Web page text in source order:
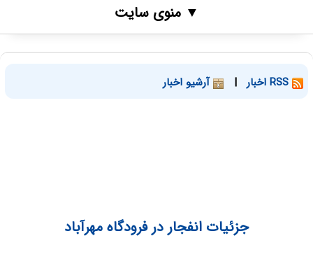
▼ منوی سایت
| آرشیو اخبار
جزئیات انفجار در فرودگاه مهرآباد